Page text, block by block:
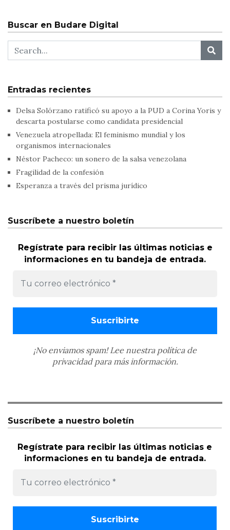
Buscar en Budare Digital
Entradas recientes
Delsa Solórzano ratificó su apoyo a la PUD a Corina Yoris y
descarta postularse como candidata presidencial
Venezuela atropellada: El feminismo mundial y los
organismos internacionales
Néstor Pacheco: un sonero de la salsa venezolana
Fragilidad de la confesión
Esperanza a través del prisma jurídico
Suscríbete a nuestro boletín
Regístrate para recibir las últimas noticias e
informaciones en tu bandeja de entrada.
¡No enviamos spam! Lee nuestra política de
privacidadpara más información.
Suscríbete a nuestro boletín
Regístrate para recibir las últimas noticias e
informaciones en tu bandeja de entrada.